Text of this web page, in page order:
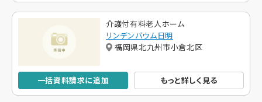
介護付有料老人ホーム
リンデンバウム日明
福岡県北九州市小倉北区
一括資料請求に追加 もっと詳しく見る